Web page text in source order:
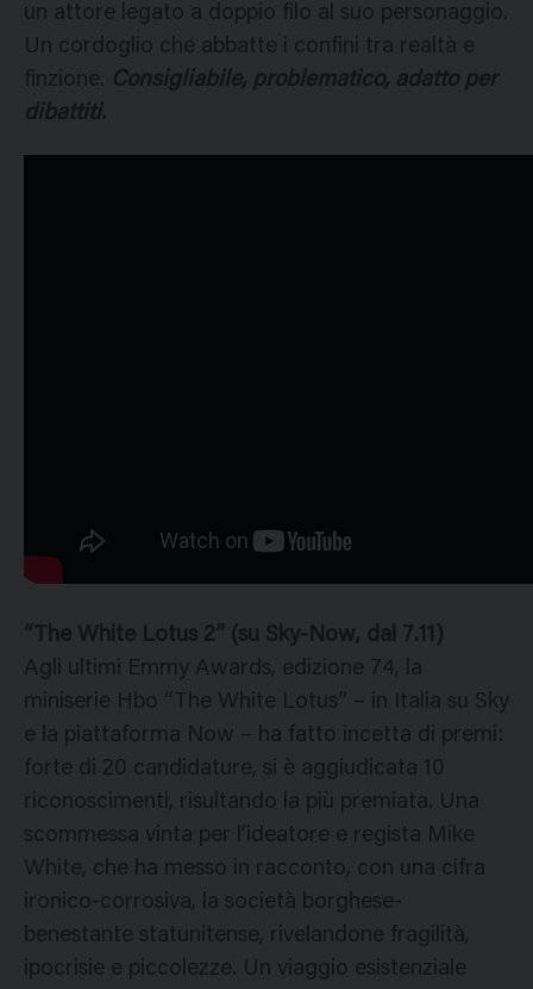
un attore legato a doppio filo al suo personaggio.
Un cordoglio che abbatte i confini tra realtà e
finzione. Consigliabile, problematico, adatto per
dibattiti.
“The White Lotus 2” (su Sky-Now, dal 7.11)
Agli ultimi Emmy Awards, edizione 74, la
miniserie Hbo “The White Lotus” – in Italia su Sky
e la piattaforma Now – ha fatto incetta di premi:
forte di 20 candidature, si è aggiudicata 10
riconoscimenti, risultando la più premiata. Una
scommessa vinta per l’ideatore e regista Mike
White, che ha messo in racconto, con una cifra
ironico-corrosiva, la società borghese-
benestante statunitense, rivelandone fragilità,
ipocrisie e piccolezze. Un viaggio esistenziale